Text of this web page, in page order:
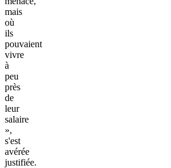
mais
où
ils
pouvaient
vivre
à
peu
près
de
leur
salaire
»,
s'est
avérée
justifiée.